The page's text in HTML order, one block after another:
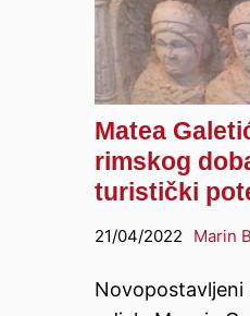
Matea
rimskog
turistički
21/04/2022 Marin
Novopostavljeni